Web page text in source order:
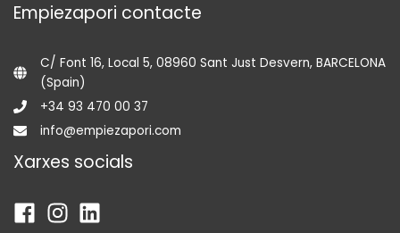
Empiezapori contacte
C/ Font 16, Local 5, 08960 Sant Just Desvern, BARCELONA
(Spain)
+34 93 470 00 37
info@empiezapori.com
Xarxes socials